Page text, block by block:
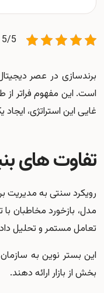
5/5 - (2 امتیاز)
برندسازی در عصر
است. این مفهوم فراتر
غایی این استراتژی،
تفاوت های
رویکرد سنتی به مدیریت
مدل، بازخورد مخاطبان
تعامل مستمر و تحلیل
این بستر نوین به
بخش از بازار ارائه دهند.